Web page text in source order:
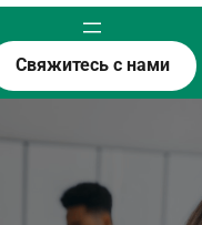
Свяжитесь с нами